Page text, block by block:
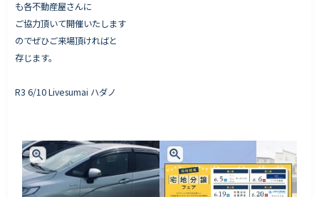
も各不動産屋さんに
ご協力頂いて開催いたします
のでぜひご来場頂ければと
存じます。
R3 6/10 Livesumai ハダノ